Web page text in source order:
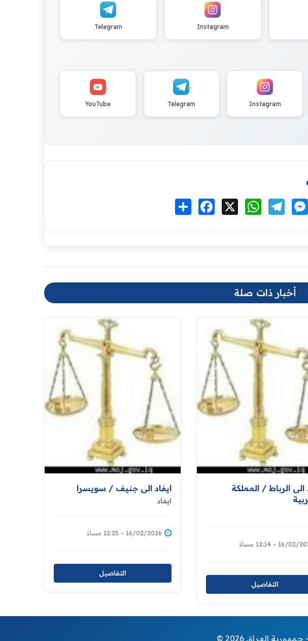
Instagram
Telegram
Instagram
Telegram
YouTube
انشر Facebook WhatsApp
أخبار ذات صلة
ايفاد الى جنيف / سويسرا
ايفاد
16/02/2026 - 12:25 مساءً
التفاصيل
الى الرباط / المملكة
2026 - 12:14 مساءً
التفاصيل
- جمهورية العراق